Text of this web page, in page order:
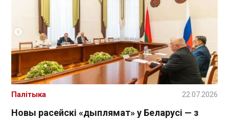
Новы расейскі «дыплямат» у Беларусі — з
Палітыка 22.07.2026